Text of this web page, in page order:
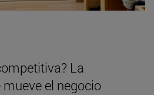
La
el negocio